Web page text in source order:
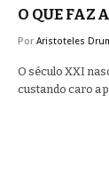
O QUE FAZ
Por Aristoteles
O século XXI
custando caro a